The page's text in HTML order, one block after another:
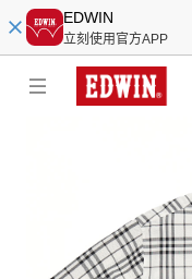
EDWIN
立刻使用官方APP